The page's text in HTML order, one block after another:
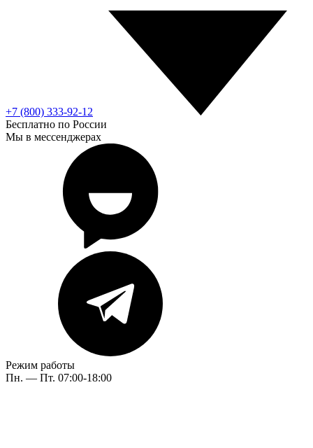
+7 (800) 333-92-12
Бесплатно по России
Мы в мессенджерах
Режим работы
Пн. — Пт. 07:00-18:00